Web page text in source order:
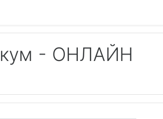
- ОНЛАЙН